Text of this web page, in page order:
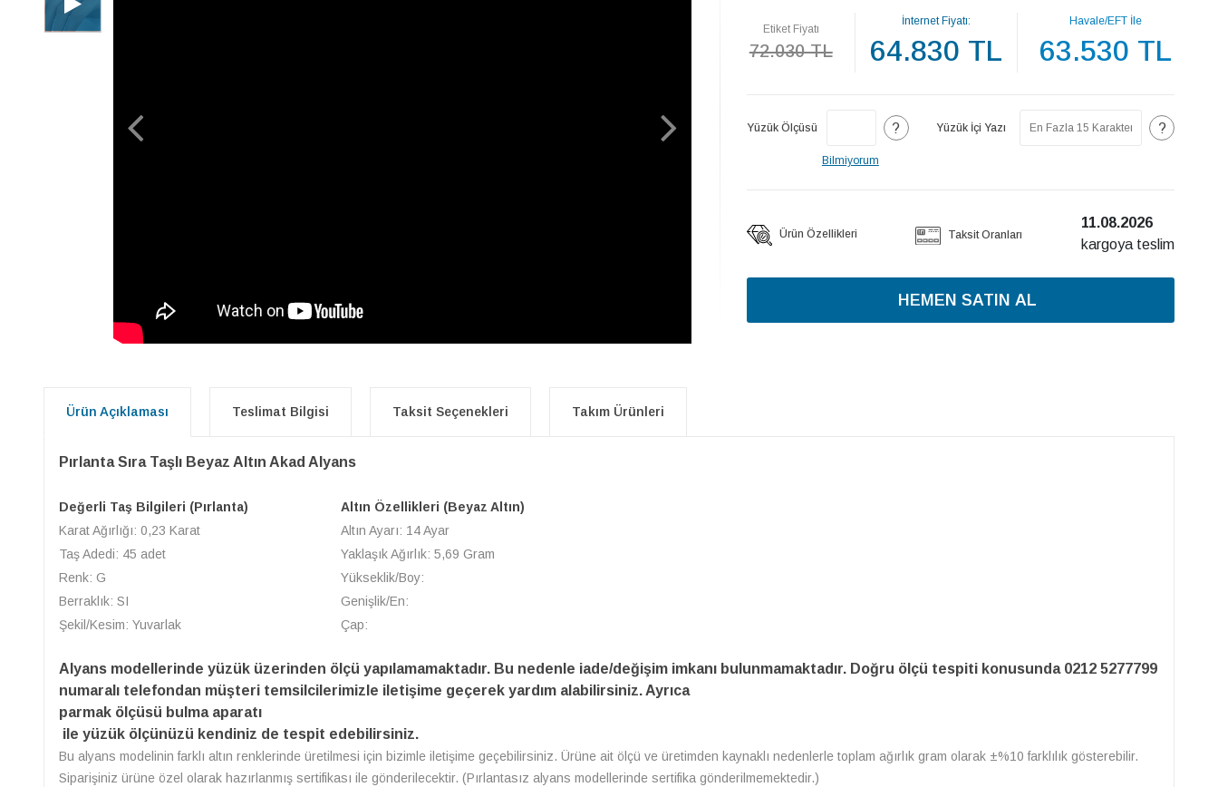
Etiket Fiyatı
72.030 TL
İnternet Fiyatı:
64.830 TL
Havale/EFT İle
63.530 TL
Yüzük Ölçüsü ?
Bilmiyorum
Yüzük İçi Yazı ?
Ürün Özellikleri Taksit Oranları
11.08.2026
kargoya teslim
HEMEN SATIN AL
Ürün Açıklaması Teslimat Bilgisi Taksit Seçenekleri Takım Ürünleri
Pırlanta Sıra Taşlı Beyaz Altın Akad Alyans
Değerli Taş Bilgileri (Pırlanta)
Karat Ağırlığı: 0,23 Karat
Taş Adedi: 45 adet
Renk: G
Berraklık: SI
Şekil/Kesim: Yuvarlak
Altın Özellikleri (Beyaz Altın)
Altın Ayarı: 14 Ayar
Yaklaşık Ağırlık: 5,69 Gram
Yükseklik/Boy:
Genişlik/En:
Çap:
Alyans modellerinde yüzük üzerinden ölçü yapılamamaktadır. Bu nedenle iade/değişim imkanı bulunmamaktadır. Doğru ölçü tespiti konusunda 0212 5277799
numaralı telefondan müşteri temsilcilerimizle iletişime geçerek yardım alabilirsiniz. Ayrıca
parmak ölçüsü bulma aparatı
ile yüzük ölçünüzü kendiniz de tespit edebilirsiniz.
Bu alyans modelinin farklı altın renklerinde üretilmesi için bizimle iletişime geçebilirsiniz. Ürüne ait ölçü ve üretimden kaynaklı nedenlerle toplam ağırlık gram olarak ±%10 farklılık gösterebilir.
Siparişiniz ürüne özel olarak hazırlanmış sertifikası ile gönderilecektir. (Pırlantasız alyans modellerinde sertifika gönderilmemektedir.)